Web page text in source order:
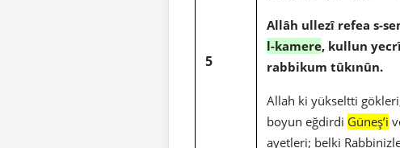
5
Allâh ullezî refea s-
l-kamere, kullun
rabbikum tûkınûn.
Allah ki yükseltti
boyun eğdirdi Güneş’i
ayetleri; belki